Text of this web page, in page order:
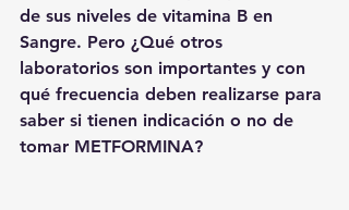
de sus niveles de vitamina B en
Sangre. Pero ¿Qué otros
laboratorios son importantes y con
qué frecuencia deben realizarse para
saber si tienen indicación o no de
tomar METFORMINA?